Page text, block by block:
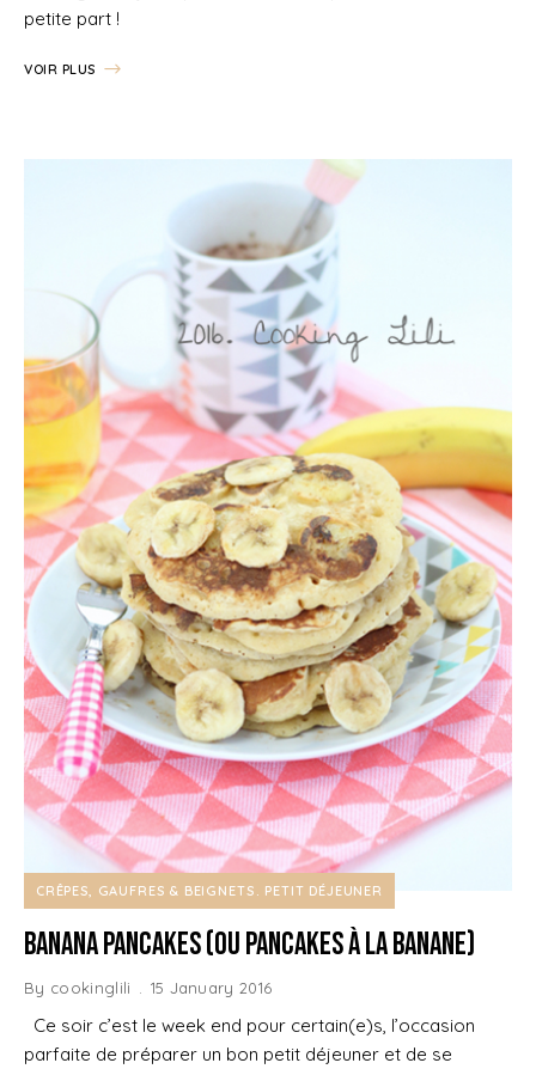
petite part !
VOIR PLUS
CRÊPES, GAUFRES & BEIGNETS PETIT DÉJEUNER
Banana Pancakes (ou Pancakes à la Banane)
By cookinglili 15 January 2016
Ce soir c’est le week end pour certain(e)s, l’occasion
parfaite de préparer un bon petit déjeuner et de se